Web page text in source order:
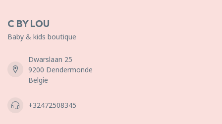
C BY LOU
Baby & kids boutique
Dwarslaan 25
9200 Dendermonde
België
+32472508345